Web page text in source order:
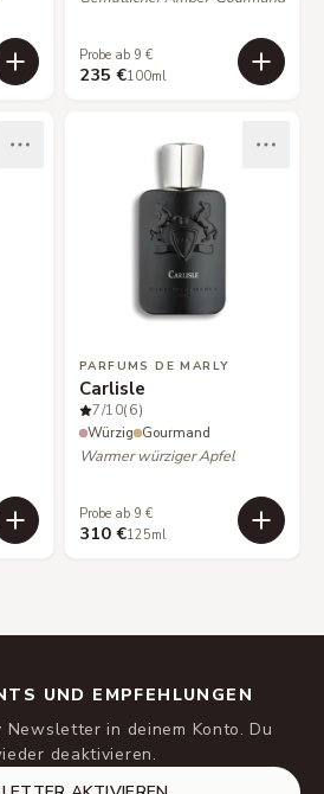
Probe ab 9 €
235 €100ml
PARFUMS DE MARLY
Carlisle
7/10(6)
Würzig Gourmand
Warmer würziger Apfel
Probe ab 9 €
310 €125ml
UND EMPFEHLUNGEN
in deinem Konto. Du
deaktivieren.